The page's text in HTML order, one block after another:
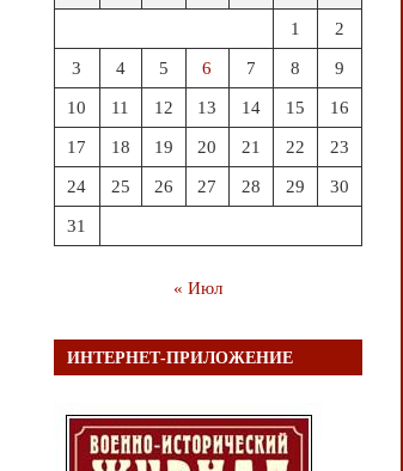
1 2
3 4 5 6 7 8 9
10 11 12 13 14 15 16
17 18 19 20 21 22 23
24 25 26 27 28 29 30
31
« Июл
ИНТЕРНЕТ-ПРИЛОЖЕНИЕ